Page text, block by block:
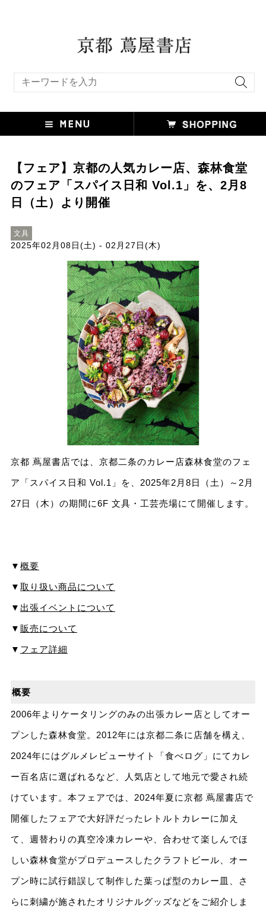
【フェア】京都の人気カレー店、森林食堂
のフェア「スパイス日和 Vol.1」を、2月8
日（土）より開催
文具
2025年02月08日(土) - 02月27日(木)
京都 蔦屋書店では、京都二条のカレー店森林食堂のフェ
ア「スパイス日和 Vol.1」を、2025年2月8日（土）～2月
27日（木）の期間に6F 文具・工芸売場にて開催します。
▼ 概要
▼ 取り扱い商品について
▼ 出張イベントについて
▼ 販売について
▼ フェア詳細
概要
2006年よりケータリングのみの出張カレー店としてオー
プンした森林食堂。2012年には京都二条に店舗を構え、
2024年にはグルメレビューサイト「食べログ」にてカレ
ー百名店に選ばれるなど、人気店として地元で愛され続
けています。本フェアでは、2024年夏に京都 蔦屋書店で
開催したフェアで大好評だったレトルトカレーに加え
て、週替わりの真空冷凍カレーや、合わせて楽しんでほ
しい森林食堂がプロデュースしたクラフトビール、オー
プン時に試行錯誤して制作した葉っぱ型のカレー皿、さ
らに刺繍が施されたオリジナルグッズなどをご紹介しま